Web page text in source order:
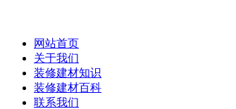
网站首页
关于我们
装修建材知识
装修建材百科
联系我们